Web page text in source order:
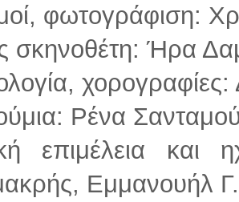
φωτογράφιση:
σκηνοθέτη: Ήρα
Ρένα
επιμέλεια και
Εμμανουήλ